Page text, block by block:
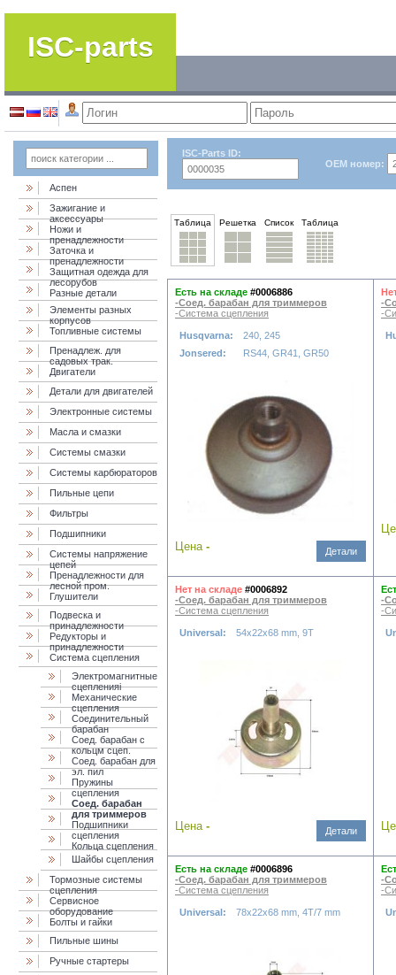
ISC-parts
Аспен
Зажигание и
аксессуары
Ножи и
пренадлежности
Заточка и
пренадлежности
Защитная одежда для
лесорубов
Разные детали
Элементы разных
корпусов
Топливные системы
Пренадлеж. для
садовых трак.
Двигатели
Детали для двигателей
Электронные системы
Масла и смазки
Cистемы смазки
Системы карбюраторов
Пильные цепи
Фильтры
Подшипники
Системы напряжение
цепей
Пренадлежности для
лесной пром.
Глушители
Подвеска и
принадлежности
Редукторы и
принадлежности
Система сцепления
Электромагнитные
сцепленияi
Механические
сцепления
Соединительный
барабан
Соед. барабан с
кольцм сцеп.
Соед. барабан для
эл. пил
Пружины
сцепления
Соед. барабан
для триммеров
Подшипники
сцепления
Кольца сцепления
Шайбы сцепления
Тормозные системы
сцепления
Сервисное
оборудование
Болты и гайки
Пильные шины
Ручные стартеры
ISC-Parts ID:
OEM номер:
Таблица Решетка Список Таблица
Есть на складе #0006886
-Соед. барабан для триммеров
-Система сцепления
Husqvarna:
240, 245
Jonsered:
RS44, GR41, GR50
Цена - Детали
-
-
Нет на складе #0006892
-Соед. барабан для триммеров
-Система сцепления
Universal: 54x22x68 mm, 9T
Цена - Детали
-
-
Есть на складе #0006896
-Соед. барабан для триммеров
-Система сцепления
Universal: 78x22x68 mm, 4T/7 mm
-
-